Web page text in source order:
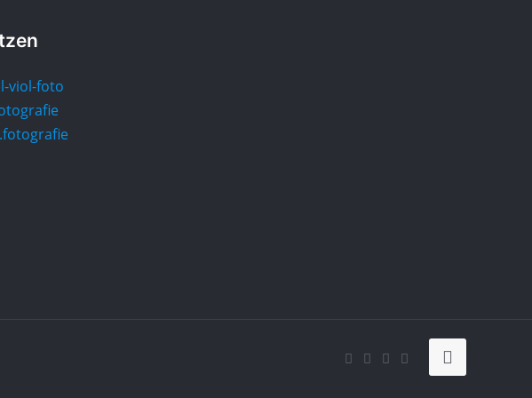
viol-foto